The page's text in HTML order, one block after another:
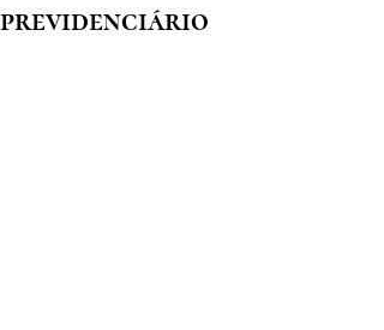
previdenciário